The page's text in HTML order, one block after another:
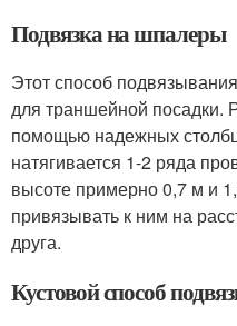
Подвязка на шпалеры
Этот способ
для траншейной
помощью надежных
натягивается 1-2 ряда
высоте примерно 0,7 м и
привязывать к ним на
друга.
Кустовой способ